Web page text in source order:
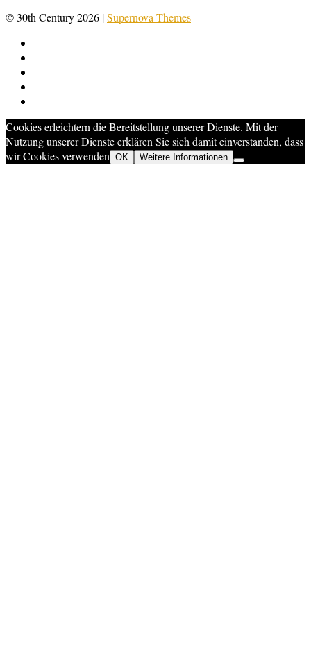
© 30th Century 2026 |Supernova Themes
Cookies erleichtern die Bereitstellung unserer Dienste. Mit der
Nutzung unserer Dienste erklären Sie sich damit einverstanden, dass
wir Cookies verwenden OK Weitere Informationen